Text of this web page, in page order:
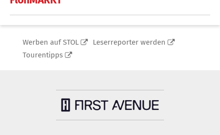
Werben auf STOL
Leserreporter werden
Tourentipps